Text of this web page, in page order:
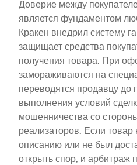
Доверие между
является фундаментом
Кракен внедрил систему
защищает средства
получения товара. При
замораживаются на
переводятся продавцу до
выполнения условий
мошенничества со
реализаторов. Если товар
описанию или не был
открыть спор, и арбитраж